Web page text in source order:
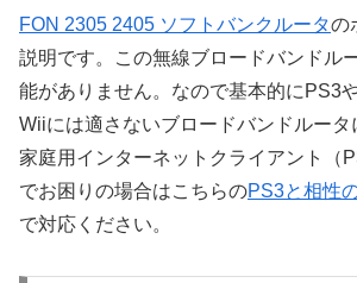
FON 2305 2405 ソフトバンクルータの
説明です。この無線ブロードバンドル
能がありません。なので基本的にPS3
Wiiには適さないブロードバンドルータ
家庭用インターネットクライアント（
でお困りの場合はこちらのPS3と相性
で対応ください。